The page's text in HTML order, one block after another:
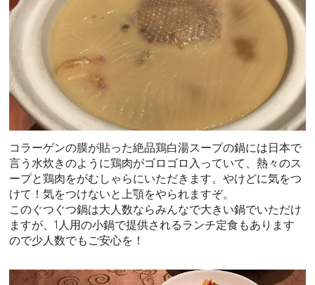
コラーゲンの膜が貼った絶品鶏白湯スープの鍋には日本で
言う水炊きのように鶏肉がゴロゴロ入っていて、熱々のス
ープと鶏肉をがむしゃらにいただきます。やけどに気をつ
けて！気をつけないと上顎をやられますぞ。
このぐつぐつ鍋は大人数ならみんなで大きい鍋でいただけ
ますが、1人用の小鍋で提供されるランチ定食もあります
ので少人数でもご安心を！